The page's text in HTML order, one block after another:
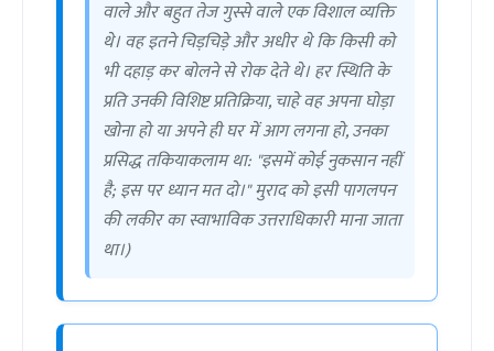
वाले और बहुत तेज गुस्से वाले एक विशाल व्यक्ति
थे। वह इतने चिड़चिड़े और अधीर थे कि किसी को
भी दहाड़ कर बोलने से रोक देते थे। हर स्थिति के
प्रति उनकी विशिष्ट प्रतिक्रिया, चाहे वह अपना घोड़ा
खोना हो या अपने ही घर में आग लगना हो, उनका
प्रसिद्ध तकियाकलाम था: "इसमें कोई नुकसान नहीं
है; इस पर ध्यान मत दो।" मुराद को इसी पागलपन
की लकीर का स्वाभाविक उत्तराधिकारी माना जाता
था।)